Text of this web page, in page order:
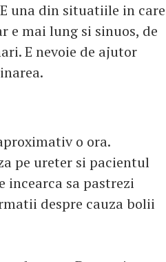
una din situatiile in care
e mai lung si sinuos, de
E nevoie de ajutor
o ora.
pe ureter si pacientul
incearca sa pastrezi
despre cauza bolii